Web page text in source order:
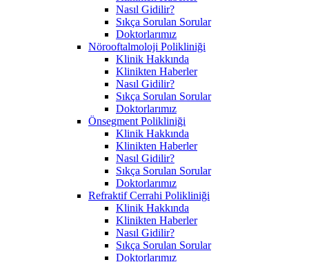
Nasıl Gidilir?
Sıkça Sorulan Sorular
Doktorlarımız
Nörooftalmoloji Polikliniği
Klinik Hakkında
Klinikten Haberler
Nasıl Gidilir?
Sıkça Sorulan Sorular
Doktorlarımız
Önsegment Polikliniği
Klinik Hakkında
Klinikten Haberler
Nasıl Gidilir?
Sıkça Sorulan Sorular
Doktorlarımız
Refraktif Cerrahi Polikliniği
Klinik Hakkında
Klinikten Haberler
Nasıl Gidilir?
Sıkça Sorulan Sorular
Doktorlarımız